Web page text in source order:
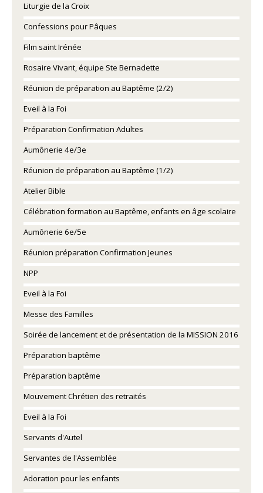
Liturgie de la Croix
Confessions pour Pâques
Film saint Irénée
Rosaire Vivant, équipe Ste Bernadette
Réunion de préparation au Baptême (2/2)
Eveil à la Foi
Préparation Confirmation Adultes
Aumônerie 4e/3e
Réunion de préparation au Baptême (1/2)
Atelier Bible
Célébration formation au Baptême, enfants en âge scolaire
Aumônerie 6e/5e
Réunion préparation Confirmation Jeunes
NPP
Eveil à la Foi
Messe des Familles
Soirée de lancement et de présentation de la MISSION 2016
Préparation baptême
Préparation baptême
Mouvement Chrétien des retraités
Eveil à la Foi
Servants d'Autel
Servantes de l'Assemblée
Adoration pour les enfants